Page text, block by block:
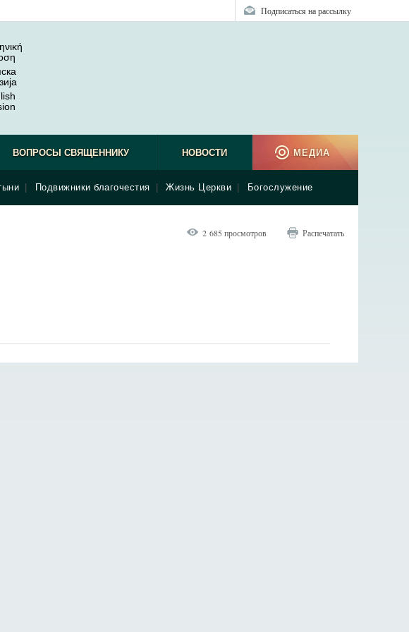
Подписаться на рассылку
Подвижники благочестия Жизнь Церкви Богослужение
ВОПРОСЫ СВЯЩЕННИКУ НОВОСТИ МЕДИА
2 685 просмотров Распечатать